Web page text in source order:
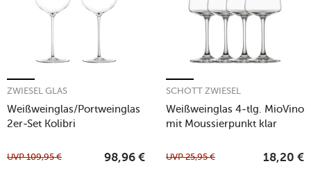
Weißweinglas/Portweinglas
2er-Set Kolibri
ZWIESEL GLAS
UVP109,95 € 98,96 €
Weißweinglas 4-tlg. MioVino
mit Moussierpunkt klar
SCHOTT ZWIESEL
UVP25,95 € 18,20 €